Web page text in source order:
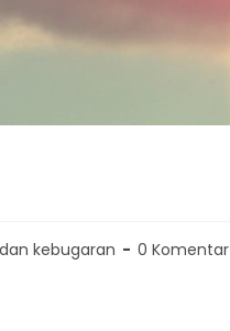
kebugaran 0 Komentar